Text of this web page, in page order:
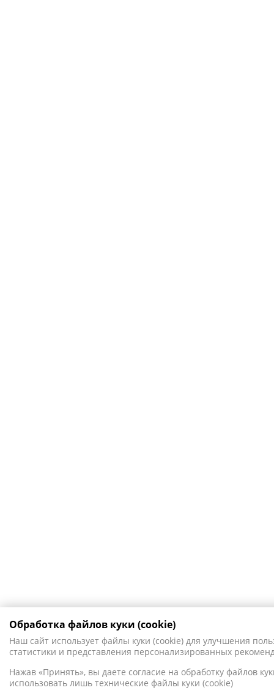
Обработка файлов куки (cookie)
Наш сайт использует файлы куки (cookie) для улучшения
статистики и представления персонализированных
Нажав «Принять», вы даете согласие на обработку файлов
использовать лишь технические файлы куки (cookie)